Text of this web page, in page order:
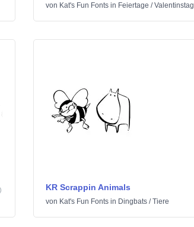
von Kat's Fun Fontsin Feiertage /Valentinstag
KR Scrappin Animals
von Kat's Fun Fontsin Dingbats/Tiere